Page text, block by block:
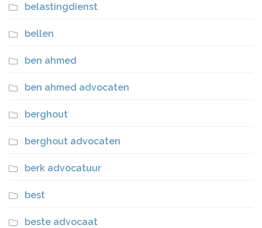
belastingdienst
bellen
ben ahmed
ben ahmed advocaten
berghout
berghout advocaten
berk advocatuur
best
beste advocaat